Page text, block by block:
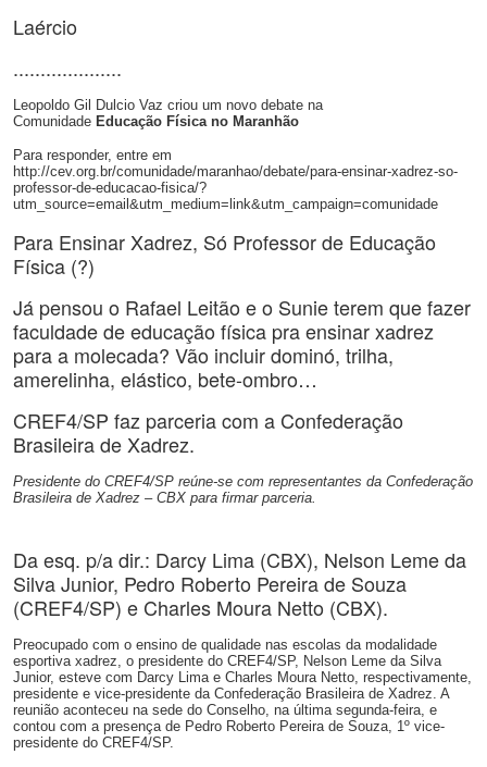
Laércio
....................
Leopoldo Gil Dulcio Vaz criou um novo debate na
Comunidade Educação Física no Maranhão
Para responder, entre em
http://cev.org.br/comunidade/maranhao/debate/para-ensinar-xadrez-so-
professor-de-educacao-fisica/?
utm_source=email&utm_medium=link&utm_campaign=comunidade
Para Ensinar Xadrez, Só Professor de Educação
Física (?)
Já pensou o Rafael Leitão e o Sunie terem que fazer
faculdade de educação física pra ensinar xadrez
para a molecada? Vão incluir dominó, trilha,
amerelinha, elástico, bete-ombro…
CREF4/SP faz parceria com a Confederação
Brasileira de Xadrez.
Presidente do CREF4/SP reúne-se com representantes da Confederação
Brasileira de Xadrez – CBX para firmar parceria.
Da esq. p/a dir.: Darcy Lima (CBX), Nelson Leme da
Silva Junior, Pedro Roberto Pereira de Souza
(CREF4/SP) e Charles Moura Netto (CBX).
Preocupado com o ensino de qualidade nas escolas da modalidade
esportiva xadrez, o presidente do CREF4/SP, Nelson Leme da Silva
Junior, esteve com Darcy Lima e Charles Moura Netto, respectivamente,
presidente e vice-presidente da Confederação Brasileira de Xadrez. A
reunião aconteceu na sede do Conselho, na última segunda-feira, e
contou com a presença de Pedro Roberto Pereira de Souza, 1º vice-
presidente do CREF4/SP.